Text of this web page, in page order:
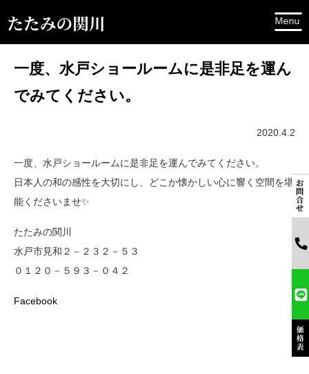
一度、水戸ショールームに是非足を運ん
でみてください。
2020.4.2
一度、水戸ショールームに是非足を運んでみてください。
日本人の和の感性を大切にし、どこか懐かしい心に響く空間を堪
能くださいませ✨
たたみの関川
水戸市見和２－２３２－５３
０１２０－５９３－０４２
Facebook